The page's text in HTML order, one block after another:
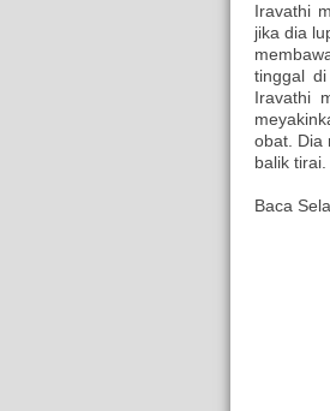
Iravathi
jika dia
tinggal
Iravathi
obat. Dia
balik tirai.
Baca